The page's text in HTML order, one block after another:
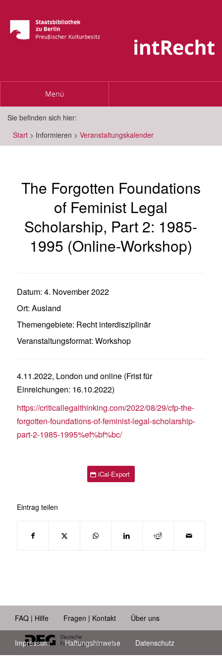
Toggle
Menü
Sie befinden sich hier:
Start > Informieren > Veranstaltungskalender
The Forgotten Foundations
of Feminist Legal
Scholarship, Part 2: 1985-
1995 (Online-Workshop)
Datum: 4. November 2022
Ort: Ausland
Themengebiete: Recht interdisziplinär
Veranstaltungsformat: Workshop
4.11.2022, London und online (Frist für
Einreichungen: 16.10.2022)
https://criticallegalthinking.com/2022/08/29/cfp-the-
forgotten-foundations-of-feminist-legal-scholarship-
part-2-1985-1995%ef%bf%bc/
iCal-Export
Eintrag teilen
FAQ | Hilfe Fragen | Kontakt Über uns
Impressum Haftungshinweise Datenschutz